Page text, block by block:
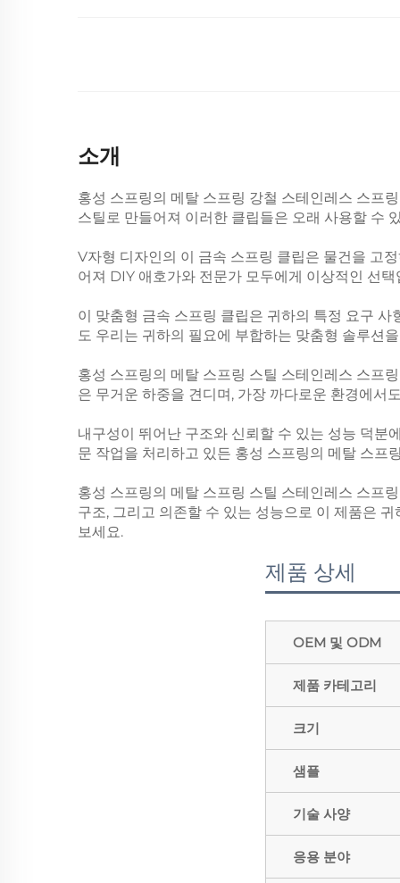
소개
홍성 스프링의 메탈 스프링 강철 스테인레스 스프
스틸로 만들어져 이러한 클립들은 오래 사용할 수
V자형 디자인의 이 금속 스프링 클립은 물건을 고
어져 DIY 애호가와 전문가 모두에게 이상적인 선택
이 맞춤형 금속 스프링 클립은 귀하의 특정 요구
도 우리는 귀하의 필요에 부합하는 맞춤형 솔루션
홍성 스프링의 메탈 스프링 스틸 스테인레스 스프
은 무거운 하중을 견디며, 가장 까다로운 환경에서
내구성이 뛰어난 구조와 신뢰할 수 있는 성능 덕분
문 작업을 처리하고 있든 홍성 스프링의 메탈 스프
홍성 스프링의 메탈 스프링 스틸 스테인레스 스프
구조, 그리고 의존할 수 있는 성능으로 이 제품은
보세요.
제품 상세
OEM 및 ODM
제품 카테고리
크기
샘플
기술 사양
응용 분야